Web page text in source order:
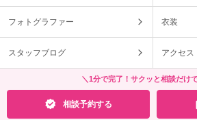
フォトグラファー 衣装
スタッフブログ アクセス
＼1分で完了！サクッと相談だけ
相談予約する